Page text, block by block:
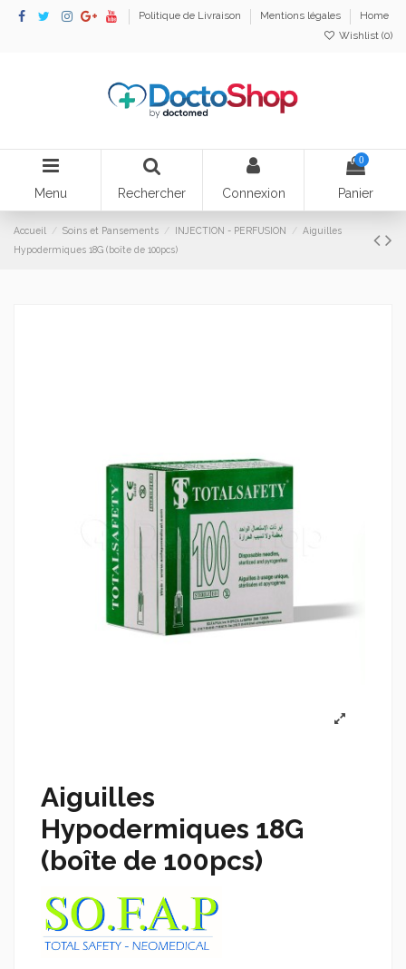
Politique de Livraison Mentions légales
Home
Wishlist (0)
Menu Rechercher Connexion
0
Panier
Accueil Soins et Pansements INJECTION - PERFUSION
Aiguilles
Hypodermiques 18G (boîte de 100pcs)
Aiguilles
Hypodermiques 18G
(boîte de 100pcs)